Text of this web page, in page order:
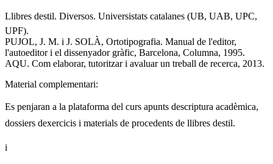
Llibres destil. Diversos. Universistats catalanes (UB, UAB, UPC,
UPF).
PUJOL, J. M. i J. SOLÀ, Ortotipografia. Manual de l'editor,
l'autoeditor i el dissenyador gràfic, Barcelona, Columna, 1995.
AQU. Com elaborar, tutoritzar i avaluar un treball de recerca, 2013.
Material complementari:
Es penjaran a la plataforma del curs apunts descriptura acadèmica,
dossiers dexercicis i materials de procedents de llibres destil.
i